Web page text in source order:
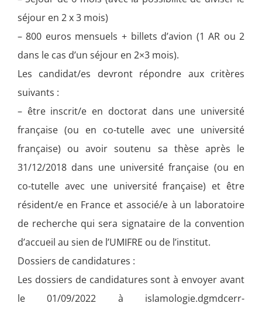
séjour en 2 x 3 mois)
– 800 euros mensuels + billets d’avion (1 AR ou 2
dans le cas d’un séjour en 2×3 mois).
Les candidat/es devront répondre aux critères
suivants :
– être inscrit/e en doctorat dans une université
française (ou en co-tutelle avec une université
française) ou avoir soutenu sa thèse après le
31/12/2018 dans une université française (ou en
co-tutelle avec une université française) et être
résident/e en France et associé/e à un laboratoire
de recherche qui sera signataire de la convention
d’accueil au sien de l’UMIFRE ou de l’institut.
Dossiers de candidatures :
Les dossiers de candidatures sont à envoyer avant
le 01/09/2022 à islamologie.dgmdcerr-